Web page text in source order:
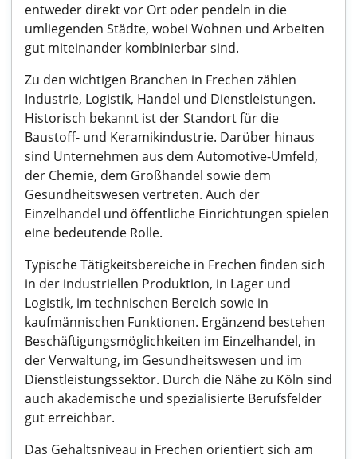
entweder direkt vor Ort oder pendeln in die
umliegenden Städte, wobei Wohnen und Arbeiten
gut miteinander kombinierbar sind.
Zu den wichtigen Branchen in Frechen zählen
Industrie, Logistik, Handel und Dienstleistungen.
Historisch bekannt ist der Standort für die
Baustoff- und Keramikindustrie. Darüber hinaus
sind Unternehmen aus dem Automotive-Umfeld,
der Chemie, dem Großhandel sowie dem
Gesundheitswesen vertreten. Auch der
Einzelhandel und öffentliche Einrichtungen spielen
eine bedeutende Rolle.
Typische Tätigkeitsbereiche in Frechen finden sich
in der industriellen Produktion, in Lager und
Logistik, im technischen Bereich sowie in
kaufmännischen Funktionen. Ergänzend bestehen
Beschäftigungsmöglichkeiten im Einzelhandel, in
der Verwaltung, im Gesundheitswesen und im
Dienstleistungssektor. Durch die Nähe zu Köln sind
auch akademische und spezialisierte Berufsfelder
gut erreichbar.
Das Gehaltsniveau in Frechen orientiert sich am